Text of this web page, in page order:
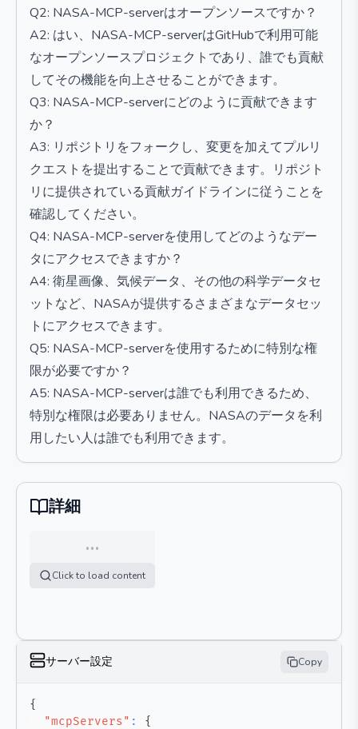
Q2: NASA-MCP-serverはオープンソースですか？
A2: はい、NASA-MCP-serverはGitHubで利用可能
なオープンソースプロジェクトであり、誰でも貢献
してその機能を向上させることができます。
Q3: NASA-MCP-serverにどのように貢献できます
か？
A3: リポジトリをフォークし、変更を加えてプルリ
クエストを提出することで貢献できます。リポジト
リに提供されている貢献ガイドラインに従うことを
確認してください。
Q4: NASA-MCP-serverを使用してどのようなデー
タにアクセスできますか？
A4: 衛星画像、気候データ、その他の科学データセ
ットなど、NASAが提供するさまざまなデータセッ
トにアクセスできます。
Q5: NASA-MCP-serverを使用するために特別な権
限が必要ですか？
A5: NASA-MCP-serverは誰でも利用できるため、
特別な権限は必要ありません。NASAのデータを利
用したい人は誰でも利用できます。
詳細
…
Click to load content
サーバー設定 Copy
{
"mcpServers" : {